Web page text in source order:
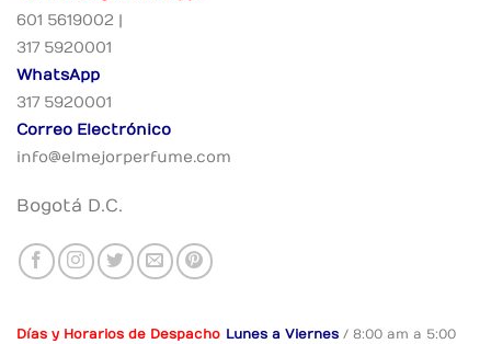
601 5619002 |
317 5920001
WhatsApp
317 5920001
Correo Electrónico
info@elmejorperfume.com
Bogotá D.C.
Días y Horarios de Despacho Lunes a Viernes / 8:00 am a 5:00